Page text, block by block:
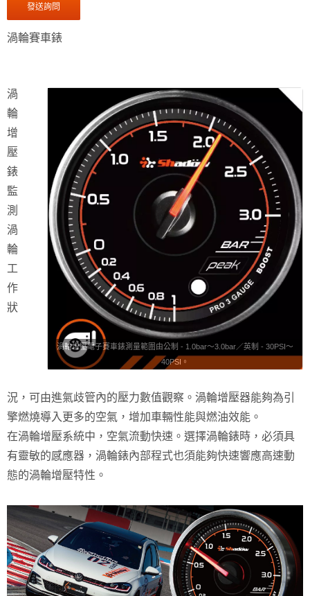
發送詢問
渦輪賽車錶
渦輪增壓電子賽車錶測量範圍由公制 - 1.0bar～3.0bar／英制 - 30PSI～
40PSI。
渦
輪
增
壓
錶
監
測
渦
輪
工
作
狀
況，可由進氣歧管內的壓力數值觀察。渦輪增壓器能夠為引
擎燃燒導入更多的空氣，增加車輛性能與燃油效能。
在渦輪增壓系統中，空氣流動快速。選擇渦輪錶時，必須具
有靈敏的感應器，渦輪錶內部程式也須能夠快速響應高速動
態的渦輪增壓特性。